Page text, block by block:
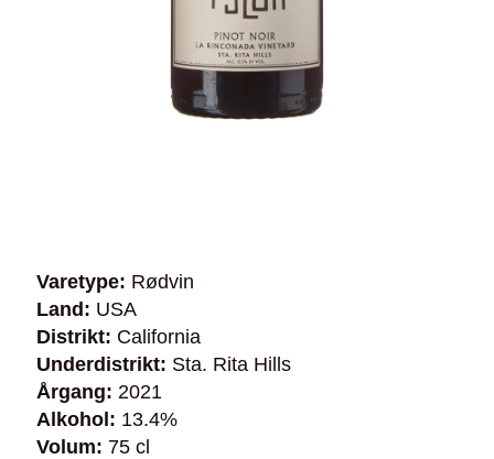
Varetype: Rødvin
Land: USA
Distrikt: California
Underdistrikt: Sta. Rita Hills
Årgang: 2021
Alkohol: 13.4%
Volum: 75 cl